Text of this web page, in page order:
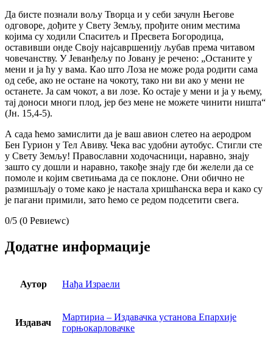
Да бисте познали вољу Творца и у себи зачулн Његове
одговоре, дођите у Свету Земљу, прођите оним местима
којима су ходили Спаситељ и Пресвета Богородица,
оставивши онде Своју најсавршенију љубав према читавом
човечанству. У Јеванђељу по Јовану је речено: „Останите у
мени и ја ћу у вама. Као што Лоза не може рода родити сама
од себе, ако не остане на чокоту, тако ни ви ако у мени не
останете. Ја сам чокот, а ви лозе. Ко остаје у мени и ја у њему,
тај доноси многи плод, јер без мене не можете чинити ништа“
(Јн. 15,4-5).
А сада ћемо замислити да је ваш авион слетео на аеродром
Бен Гурион у Тел Авиву. Чека вас удобни аутобус. Стигли сте
у Свету Земљу! Православни ходочасници, наравно, знају
зашто су дошли и наравно, такође знају где би желели да се
помоле и којим светињама да се поклоне. Они обично не
размишљају о томе како је настала хришћанска вера и како су
је пагани примили, зато ћемо се редом подсетити свега.
0/5 (0 Ревиеwс)
Додатне информације
Аутор Нађа Израели
Издавач
Мартириа – Издавачка установа Епархије
горњокарловачке